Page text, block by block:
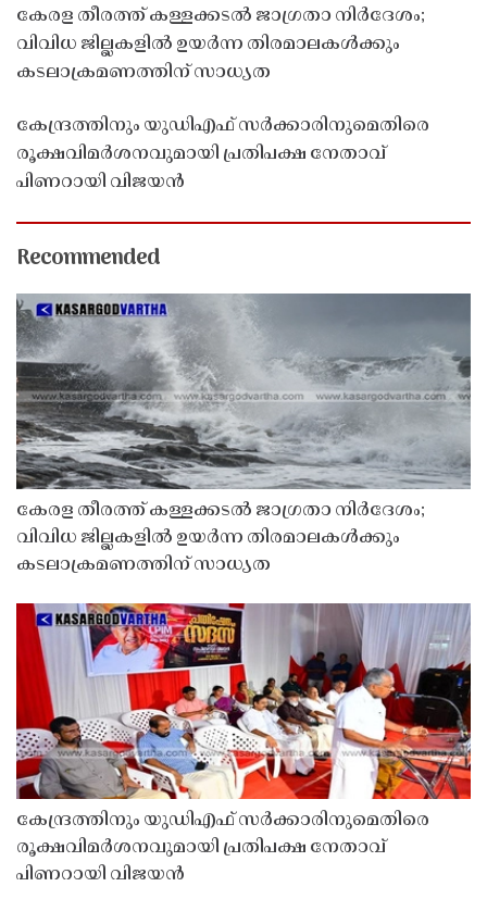
കേരള തീരത്ത് കള്ളക്കടൽ ജാഗ്രതാ നിർദേശം;
വിവിധ ജില്ലകളിൽ ഉയർന്ന തിരമാലകൾക്കും
കടലാക്രമണത്തിന് സാധ്യത
കേന്ദ്രത്തിനും യുഡിഎഫ് സർക്കാരിനുമെതിരെ
രൂക്ഷവിമർശനവുമായി പ്രതിപക്ഷ നേതാവ്
പിണറായി വിജയൻ
Recommended
കേരള തീരത്ത് കള്ളക്കടൽ ജാഗ്രതാ നിർദേശം;
വിവിധ ജില്ലകളിൽ ഉയർന്ന തിരമാലകൾക്കും
കടലാക്രമണത്തിന് സാധ്യത
കേന്ദ്രത്തിനും യുഡിഎഫ് സർക്കാരിനുമെതിരെ
രൂക്ഷവിമർശനവുമായി പ്രതിപക്ഷ നേതാവ്
പിണറായി വിജയൻ